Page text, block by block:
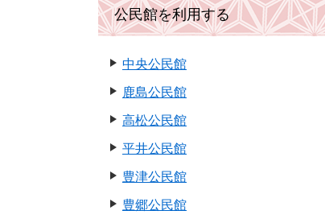
公民館を利用する
中央公民館
鹿島公民館
高松公民館
平井公民館
豊津公民館
豊郷公民館